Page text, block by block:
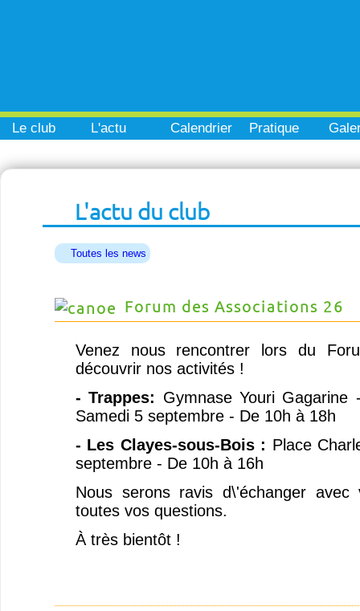
Le club L'actu Calendrier Pratique
L'actu du club
Toutes les news
Forum des Associations 26
Venez nous rencontrer lors du
découvrir nos activités !
- Trappes: Gymnase Youri
Samedi 5 septembre - De 10h à 18h
- Les Clayes-sous-Bois : Place
septembre - De 10h à 16h
Nous serons ravis d\'échanger
toutes vos questions.
À très bientôt !